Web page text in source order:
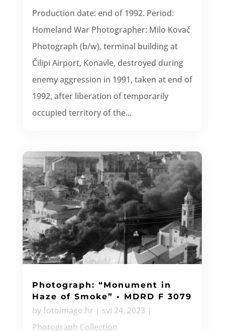
Production date: end of 1992. Period:
Homeland War Photographer: Milo Kovač
Photograph (b/w), terminal building at
Čilipi Airport, Konavle, destroyed during
enemy aggression in 1991, taken at end of
1992, after liberation of temporarily
occupied territory of the...
Photograph: “Monument in
Haze of Smoke” • MDRD F 3079
byfotoimago.hr | svi 24, 2023 |
Photograph Collection